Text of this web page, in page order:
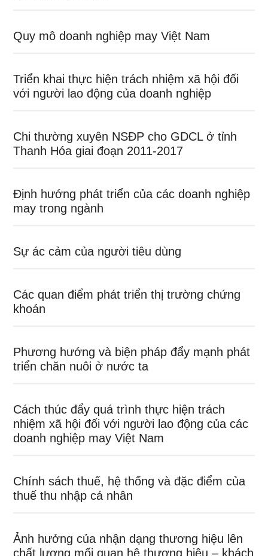
Quy mô doanh nghiệp may Việt Nam
Triển khai thực hiện trách nhiệm xã hội đối
với người lao động của doanh nghiệp
Chi thường xuyên NSĐP cho GDCL ở tỉnh
Thanh Hóa giai đoạn 2011-2017
Định hướng phát triển của các doanh nghiệp
may trong ngành
Sự ác cảm của người tiêu dùng
Các quan điểm phát triển thị trường chứng
khoán
Phương hướng và biện pháp đẩy mạnh phát
triển chăn nuôi ở nước ta
Cách thúc đẩy quá trình thực hiện trách
nhiệm xã hội đối với người lao động của các
doanh nghiệp may Việt Nam
Chính sách thuế, hệ thống và đặc điểm của
thuế thu nhập cá nhân
Ảnh hưởng của nhận dạng thương hiệu lên
chất lượng mối quan hệ thương hiệu – khách